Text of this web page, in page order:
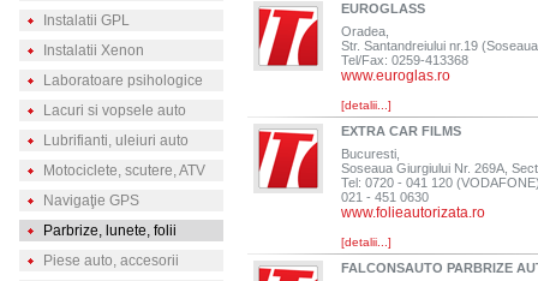
Instalatii GPL
Instalatii Xenon
Laboratoare psihologice
Lacuri si vopsele auto
Lubrifianti, uleiuri auto
Motociclete, scutere, ATV
Navigaţie GPS
Parbrize, lunete, folii
Piese auto, accesorii
EUROGLASS
Oradea,
Str. Santandreiului nr.19
Tel/Fax: 0259-413368
www.euroglas.ro
[detalii...]
EXTRA CAR FILMS
Bucuresti,
Soseaua Giurgiului Nr. 269A,
Tel: 0720 - 041 120
021 - 451 0630
www.folieautorizata.ro
[detalii...]
FALCONSAUTO PARBRIZE